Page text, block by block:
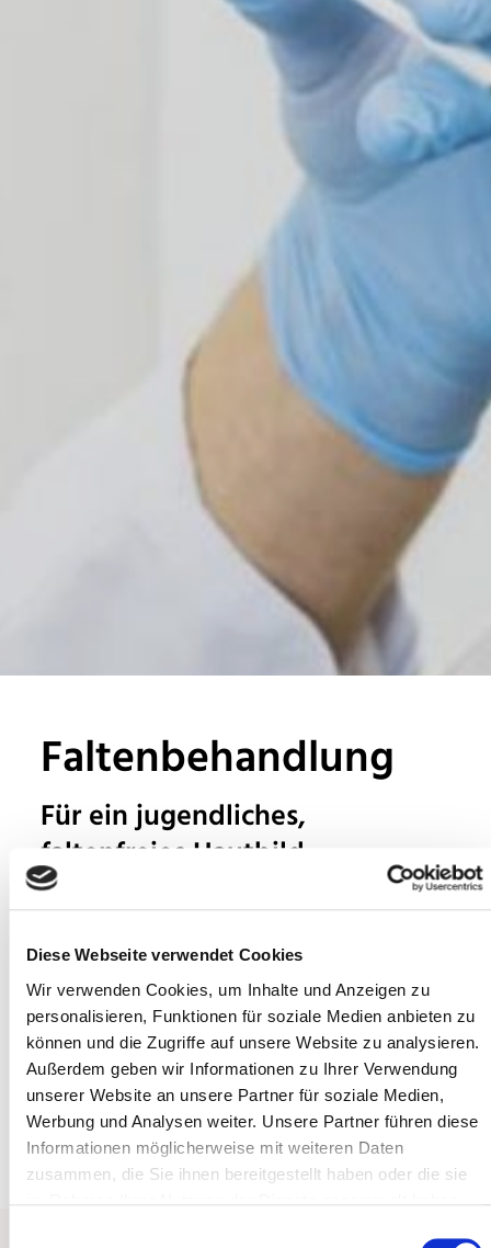
Diese Webseite verwendet Cookies
Wir verwenden Cookies, um Inhalte und Anzeigen zu
personalisieren, Funktionen für soziale Medien anbieten zu
können und die Zugriffe auf unsere Website zu analysieren.
Außerdem geben wir Informationen zu Ihrer Verwendung
unserer Website an unsere Partner für soziale Medien,
Werbung und Analysen weiter. Unsere Partner führen diese
Informationen möglicherweise mit weiteren Daten
zusammen, die Sie ihnen bereitgestellt haben oder die sie
Faltenbehandlung
Für ein jugendliches,
faltenfreies Hautbild
ist es uns durch verschiedene Verfahren möglich,
Falten sanft und schonend zu entfernen. Unsere
Hautärztinnen und Hautärzte führen die
Faltenunterspritzung mit Botox (Botulinumtoxin)
undHyaluronsäure (Filler)oder einer innovativen
Lichttherapiein unseren Praxisräumen im MVZ
Dermatologisches Zentrum in Bonn durch.